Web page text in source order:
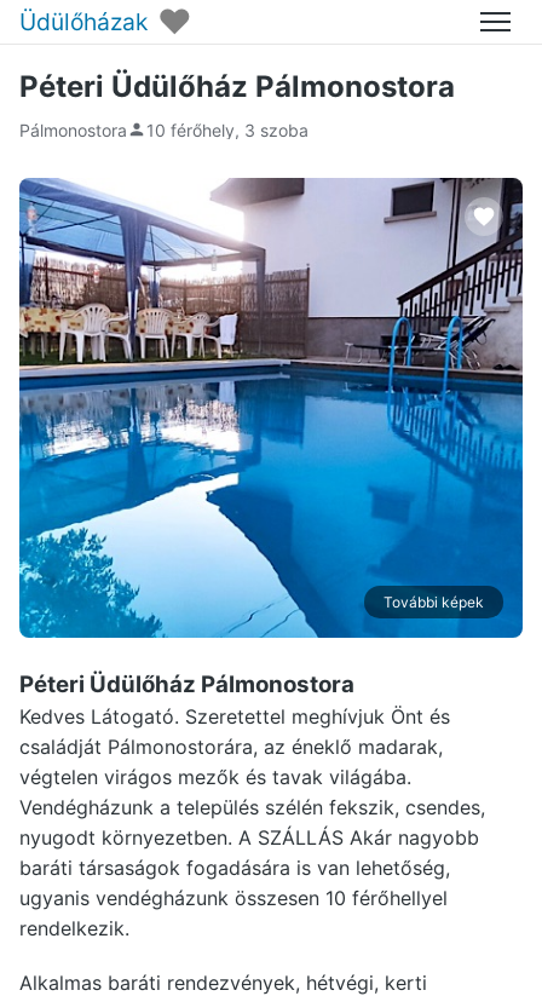
Üdülőházak ♥ Menü
Péteri Üdülőház Pálmonostora
Pálmonostora 10 férőhely, 3 szoba
További képek
Péteri Üdülőház Pálmonostora
Kedves Látogató. Szeretettel meghívjuk Önt és
családját Pálmonostorára, az éneklő madarak,
végtelen virágos mezők és tavak világába.
Vendégházunk a település szélén fekszik, csendes,
nyugodt környezetben. A SZÁLLÁS Akár nagyobb
baráti társaságok fogadására is van lehetőség,
ugyanis vendégházunk összesen 10 férőhellyel
rendelkezik.
Alkalmas baráti rendezvények, hétvégi, kerti